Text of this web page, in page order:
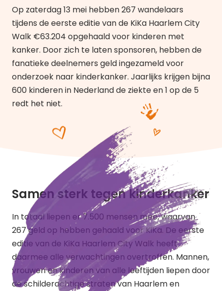
Op zaterdag 13 mei hebben 267 wandelaars
tijdens de eerste editie van de KiKa Haarlem City
Walk €63.204 opgehaald voor kinderen met
kanker. Door zich te laten sponsoren, hebben de
fanatieke deelnemers geld ingezameld voor
onderzoek naar kinderkanker. Jaarlijks krijgen bijna
600 kinderen in Nederland de ziekte en 1 op de 5
redt het niet.
Samen sterk tegen kinderkanker
In totaal liepen er 7.500 mensen mee, waarvan
267 geld op hebben gehaald voor KiKa. De eerste
editie van de KiKa Haarlem City Walk heeft
daarmee alle verwachtingen overtroffen. Mannen,
vrouwen en kinderen van alle leeftijden liepen door
de schilderachtige straten van Haarlem en